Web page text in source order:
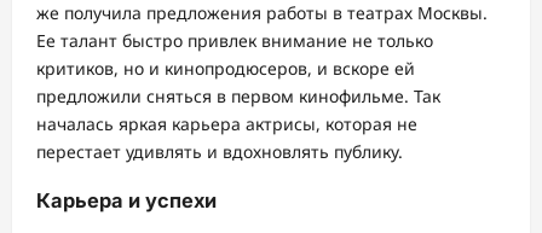
же получила предложения работы в театрах Москвы.
Ее талант быстро привлек внимание не только
критиков, но и кинопродюсеров, и вскоре ей
предложили сняться в первом кинофильме. Так
началась яркая карьера актрисы, которая не
перестает удивлять и вдохновлять публику.
Карьера и успехи